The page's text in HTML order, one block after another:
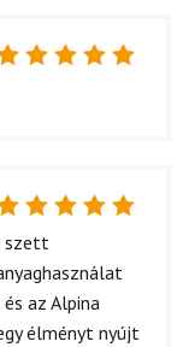
szett
az Alpina
élményt nyújt